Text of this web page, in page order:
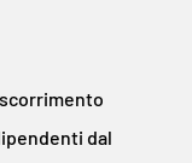
dal